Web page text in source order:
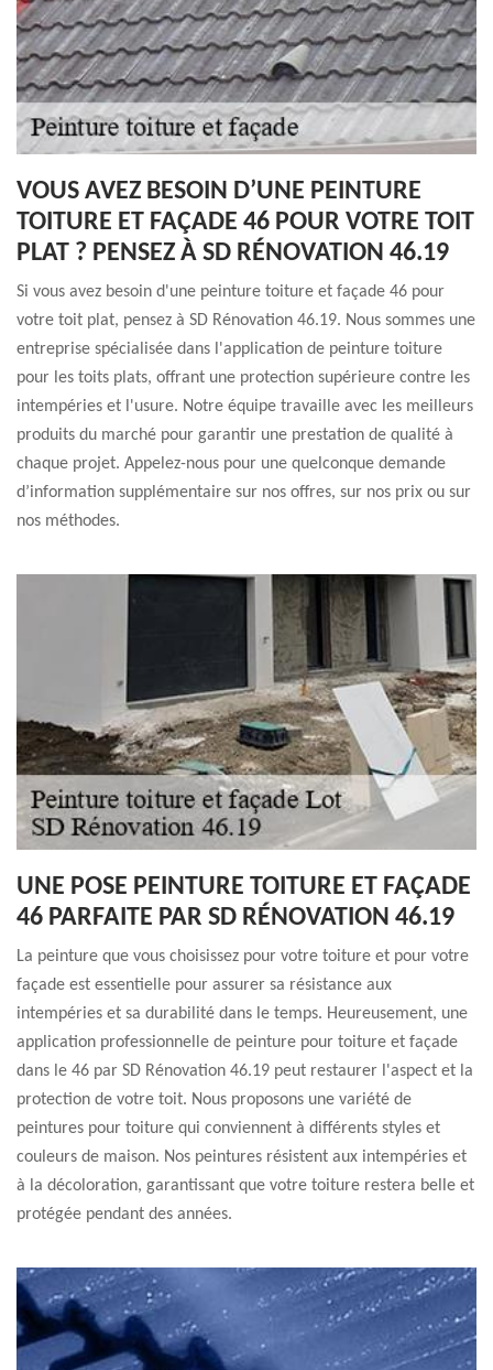
VOUS AVEZ BESOIN D’UNE PEINTURE
TOITURE ET FAÇADE 46 POUR VOTRE TOIT
PLAT ? PENSEZ À SD RÉNOVATION 46.19
Si vous avez besoin d'une peinture toiture et façade 46 pour
votre toit plat, pensez à SD Rénovation 46.19. Nous sommes une
entreprise spécialisée dans l'application de peinture toiture
pour les toits plats, offrant une protection supérieure contre les
intempéries et l'usure. Notre équipe travaille avec les meilleurs
produits du marché pour garantir une prestation de qualité à
chaque projet. Appelez-nous pour une quelconque demande
d’information supplémentaire sur nos offres, sur nos prix ou sur
nos méthodes.
UNE POSE PEINTURE TOITURE ET FAÇADE
46 PARFAITE PAR SD RÉNOVATION 46.19
La peinture que vous choisissez pour votre toiture et pour votre
façade est essentielle pour assurer sa résistance aux
intempéries et sa durabilité dans le temps. Heureusement, une
application professionnelle de peinture pour toiture et façade
dans le 46 par SD Rénovation 46.19 peut restaurer l'aspect et la
protection de votre toit. Nous proposons une variété de
peintures pour toiture qui conviennent à différents styles et
couleurs de maison. Nos peintures résistent aux intempéries et
à la décoloration, garantissant que votre toiture restera belle et
protégée pendant des années.